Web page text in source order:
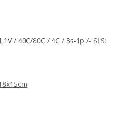
/ 40C/80C / 4C / 3s-1p /- SLS: